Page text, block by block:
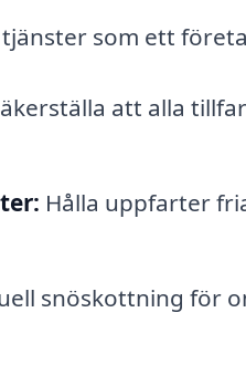
som ett
att alla
Hålla uppfarter
snöskottning för